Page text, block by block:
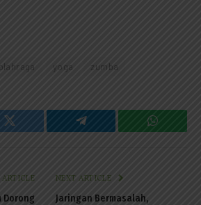
olahraga yoga zumba
Twitter Telegram
ARTICLE
Dorong
NEXT ARTICLE
Jaringan Bermasalah,